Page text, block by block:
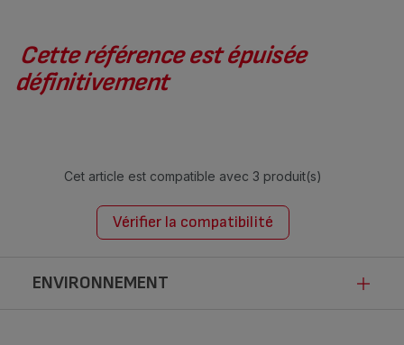
Cette référence est épuisée
définitivement
Cet article est compatible avec 3 produit(s)
Vérifier la compatibilité
ENVIRONNEMENT